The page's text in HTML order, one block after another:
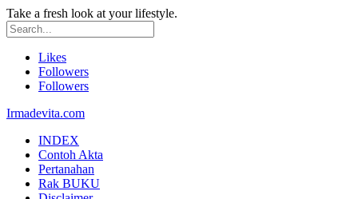
Take a fresh look at your lifestyle.
Likes
Followers
Followers
Irmadevita.com
INDEX
Contoh Akta
Pertanahan
Rak BUKU